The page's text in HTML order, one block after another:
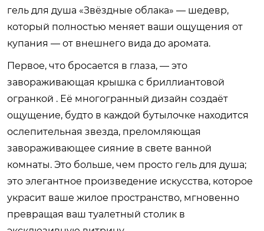
гель для душа «Звёздные облака» — шедевр,
который полностью меняет ваши ощущения от
купания — от внешнего вида до аромата.
Первое, что бросается в глаза, — это
завораживающая крышка с бриллиантовой
огранкой . Её многогранный дизайн создаёт
ощущение, будто в каждой бутылочке находится
ослепительная звезда, преломляющая
завораживающее сияние в свете ванной
комнаты. Это больше, чем просто гель для душа;
это элегантное произведение искусства, которое
украсит ваше жилое пространство, мгновенно
превращая ваш туалетный столик в